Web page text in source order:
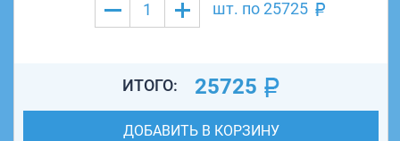
шт. по25725
ИТОГО: 25725
ДОБАВИТЬ В КОРЗИНУ